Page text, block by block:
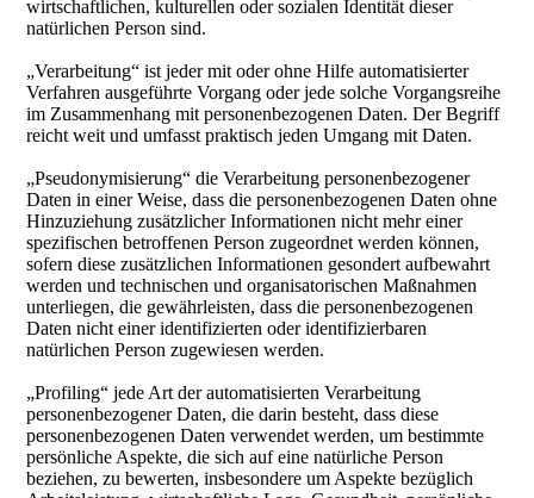
wirtschaftlichen, kulturellen oder sozialen Identität dieser
natürlichen Person sind.
„Verarbeitung“ ist jeder mit oder ohne Hilfe automatisierter
Verfahren ausgeführte Vorgang oder jede solche Vorgangsreihe
im Zusammenhang mit personenbezogenen Daten. Der Begriff
reicht weit und umfasst praktisch jeden Umgang mit Daten.
„Pseudonymisierung“ die Verarbeitung personenbezogener
Daten in einer Weise, dass die personenbezogenen Daten ohne
Hinzuziehung zusätzlicher Informationen nicht mehr einer
spezifischen betroffenen Person zugeordnet werden können,
sofern diese zusätzlichen Informationen gesondert aufbewahrt
werden und technischen und organisatorischen Maßnahmen
unterliegen, die gewährleisten, dass die personenbezogenen
Daten nicht einer identifizierten oder identifizierbaren
natürlichen Person zugewiesen werden.
„Profiling“ jede Art der automatisierten Verarbeitung
personenbezogener Daten, die darin besteht, dass diese
personenbezogenen Daten verwendet werden, um bestimmte
persönliche Aspekte, die sich auf eine natürliche Person
beziehen, zu bewerten, insbesondere um Aspekte bezüglich